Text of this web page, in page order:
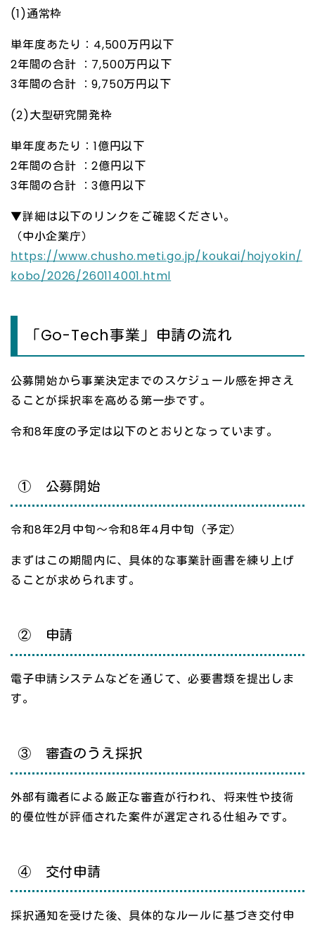
(1)通常枠
単年度あたり：4,500万円以下
2年間の合計 ：7,500万円以下
3年間の合計 ：9,750万円以下
(2)大型研究開発枠
単年度あたり：1億円以下
2年間の合計 ：2億円以下
3年間の合計 ：3億円以下
▼詳細は以下のリンクをご確認ください。
（中小企業庁）
https://www.chusho.meti.go.jp/koukai/hojyokin/
kobo/2026/260114001.html
「Go-Tech事業」申請の流れ
公募開始から事業決定までのスケジュール感を押さえ
ることが採択率を高める第一歩です。
令和8年度の予定は以下のとおりとなっています。
① 公募開始
令和8年2月中旬～令和8年4月中旬（予定）
まずはこの期間内に、具体的な事業計画書を練り上げ
ることが求められます。
② 申請
電子申請システムなどを通じて、必要書類を提出しま
す。
③ 審査のうえ採択
外部有識者による厳正な審査が行われ、将来性や技術
的優位性が評価された案件が選定される仕組みです。
④ 交付申請
採択通知を受けた後、具体的なルールに基づき交付申